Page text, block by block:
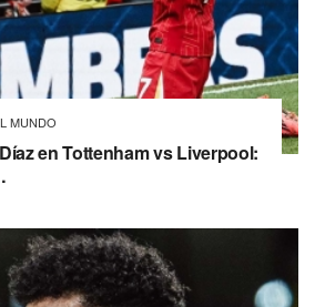
MUNDO
en Tottenham vs Liverpool: